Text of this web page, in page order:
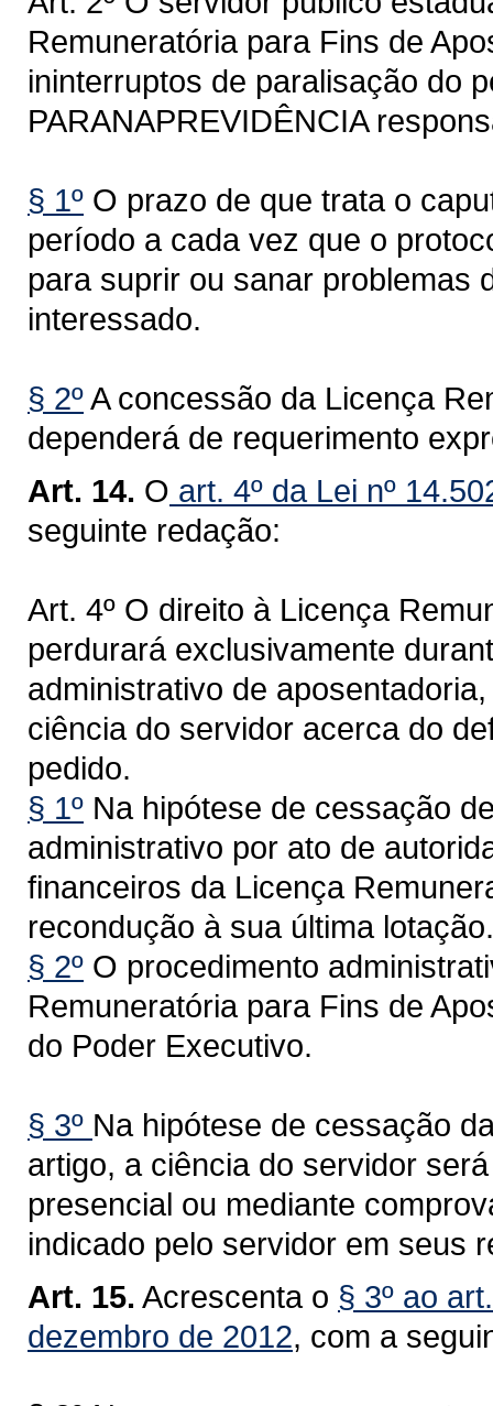
Remuneratória para Fins de
ininterruptos de paralisação do
PARANAPREVIDÊNCIA
§ 1º O prazo de que trata o
período a cada vez que o
para suprir ou sanar problemas
interessado.
§ 2ºA concessão da Licença
dependerá de requerimento
Art. 14. O art. 4º da Lei nº
seguinte redação:
Art. 4º O direito à Licença
perdurará exclusivamente
administrativo de
ciência do servidor acerca do
pedido.
§ 1º Na hipótese de cessação
administrativo por ato de
financeiros da Licença
recondução à sua última lotação.
§ 2º O procedimento
Remuneratória para Fins de
do Poder Executivo.
§ 3º Na hipótese de cessação
artigo, a ciência do servidor
presencial ou mediante
indicado pelo servidor em seus
Art. 15. Acrescenta o § 3º ao
dezembro de 2012, com a